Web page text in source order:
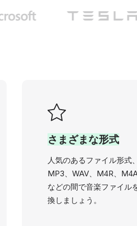
さまざまな形式
人気のあるファイル形式
MP3、WAV、M4R、
などの間で音楽ファイル
換しましょう。